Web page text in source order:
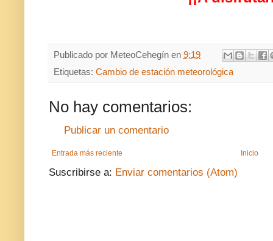
Publicado por MeteoCehegín en 9:19
Etiquetas: Cambio de estación meteorológica
No hay comentarios:
Publicar un comentario
Entrada más reciente Inicio
Suscribirse a: Enviar comentarios (Atom)